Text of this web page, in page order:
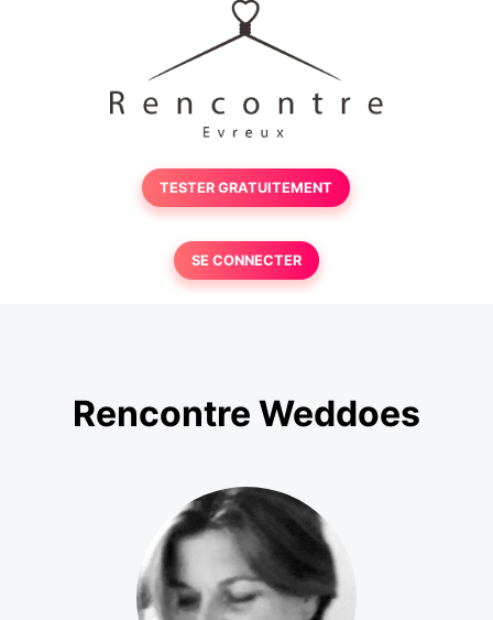
TESTER GRATUITEMENT
SE CONNECTER
Rencontre Weddoes